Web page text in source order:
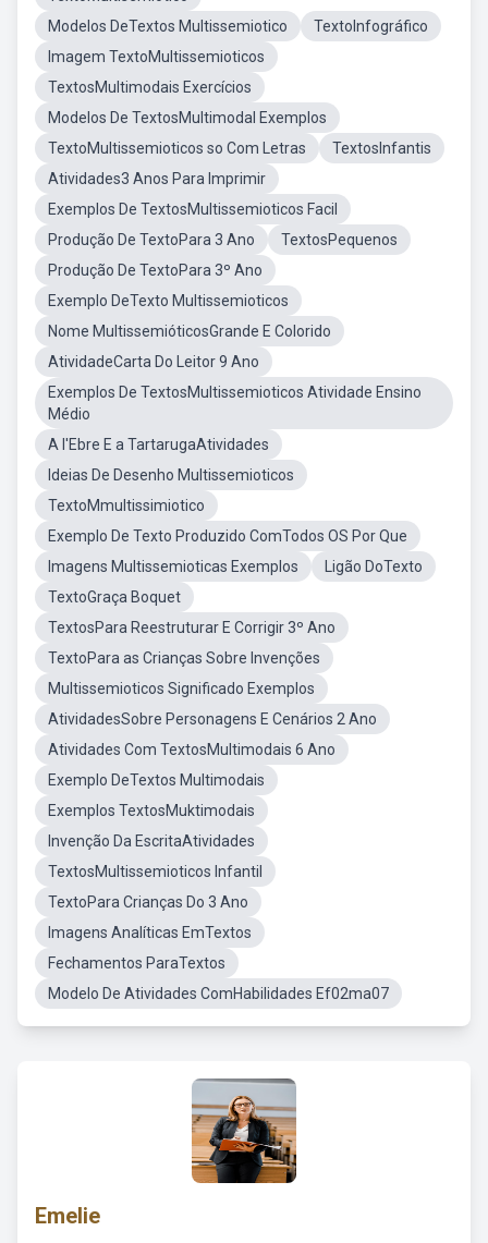
Modelos DeTextos Multissemiotico
TextoInfográfico
Imagem TextoMultissemioticos
TextosMultimodais Exercícios
Modelos De TextosMultimodal Exemplos
TextoMultissemioticos so Com Letras
TextosInfantis
Atividades3 Anos Para Imprimir
Exemplos De TextosMultissemioticos Facil
Produção De TextoPara 3 Ano
TextosPequenos
Produção De TextoPara 3º Ano
Exemplo DeTexto Multissemioticos
Nome MultissemióticosGrande E Colorido
AtividadeCarta Do Leitor 9 Ano
Exemplos De TextosMultissemioticos Atividade Ensino
Médio
A l'Ebre E a TartarugaAtividades
Ideias De Desenho Multissemioticos
TextoMmultissimiotico
Exemplo De Texto Produzido ComTodos OS Por Que
Imagens Multissemioticas Exemplos
Ligão DoTexto
TextoGraça Boquet
TextosPara Reestruturar E Corrigir 3º Ano
TextoPara as Crianças Sobre Invenções
Multissemioticos Significado Exemplos
AtividadesSobre Personagens E Cenários 2 Ano
Atividades Com TextosMultimodais 6 Ano
Exemplo DeTextos Multimodais
Exemplos TextosMuktimodais
Invenção Da EscritaAtividades
TextosMultissemioticos Infantil
TextoPara Crianças Do 3 Ano
Imagens Analíticas EmTextos
Fechamentos ParaTextos
Modelo De Atividades ComHabilidades Ef02ma07
Emelie